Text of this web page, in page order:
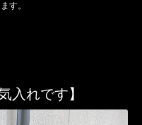
す。
入れです】